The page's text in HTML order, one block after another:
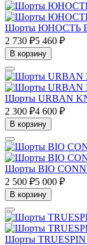
Шорты ЮНОСТЬ
2 730 ₽5 460 ₽
В корзину
Шорты URBAN
2 300 ₽4 600 ₽
В корзину
Шорты BIO
2 500 ₽5 000 ₽
В корзину
Шорты TRUESPIN